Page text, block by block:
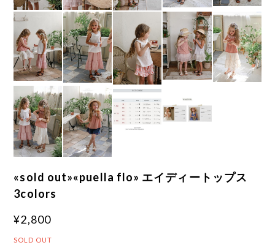
«sold out»«puella flo» エイディートップス
3colors
¥2,800
SOLD OUT